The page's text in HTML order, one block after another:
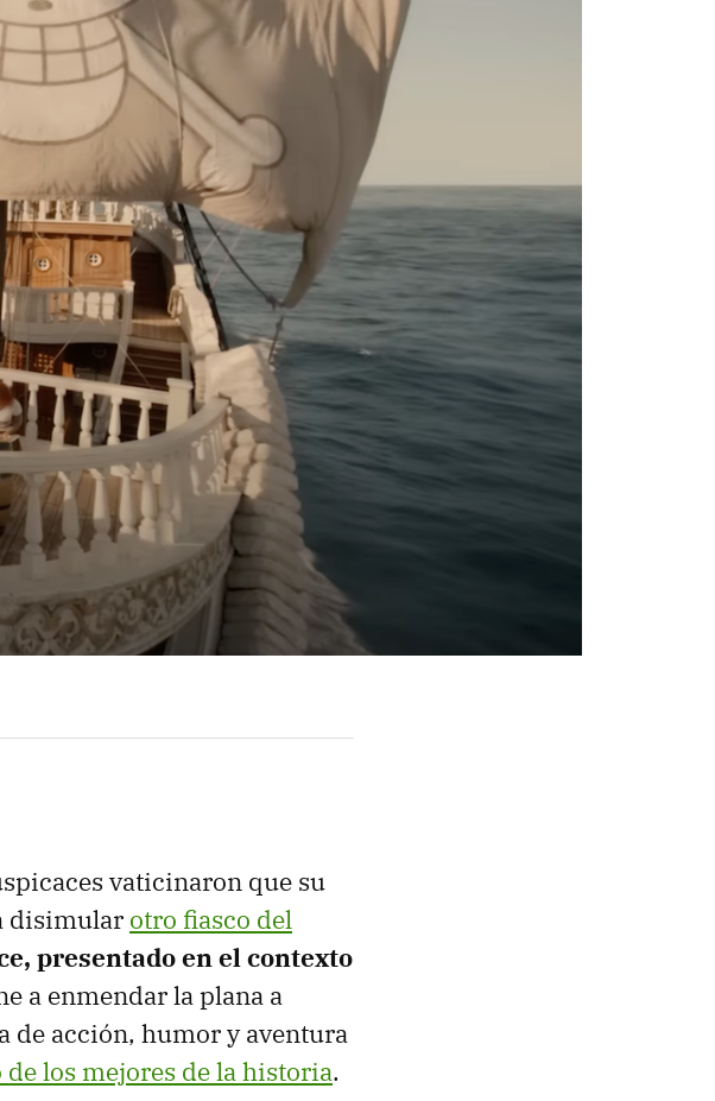
vaticinaron que su
disimular otro fiasco del
presentado en el contexto
a enmendar la plana a
de acción, humor y aventura
de los mejores de la historia.